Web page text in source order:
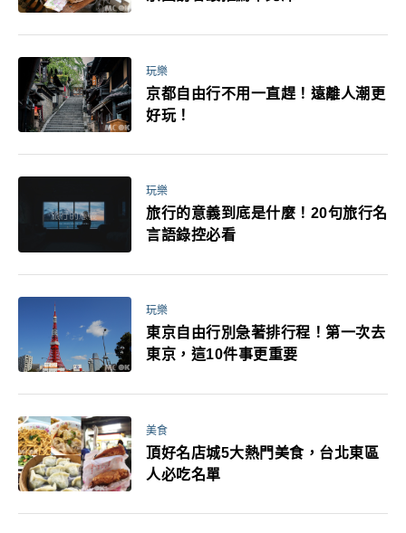
玩樂
京都自由行不用一直趕！遠離人潮更
好玩！
玩樂
旅行的意義到底是什麼！20句旅行名
言語錄控必看
玩樂
東京自由行別急著排行程！第一次去
東京，這10件事更重要
美食
頂好名店城5大熱門美食，台北東區
人必吃名單